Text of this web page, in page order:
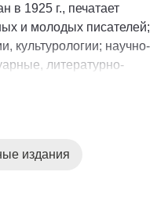
в 1925 г., печатает
и молодых писателей;
культурологии; научно-
литературно-
музыкальные,
издания